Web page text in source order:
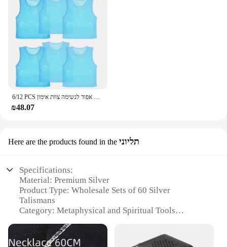
₪48.07
Here are the products found in the תליוני
Specifications:
Material: Premium Silver
Product Type: Wholesale Sets of 60 Silver
Talismans
Category: Metaphysical and Spiritual Tools
Craftsmanship
Usage and Purpose: Enhance Spiritual Connections